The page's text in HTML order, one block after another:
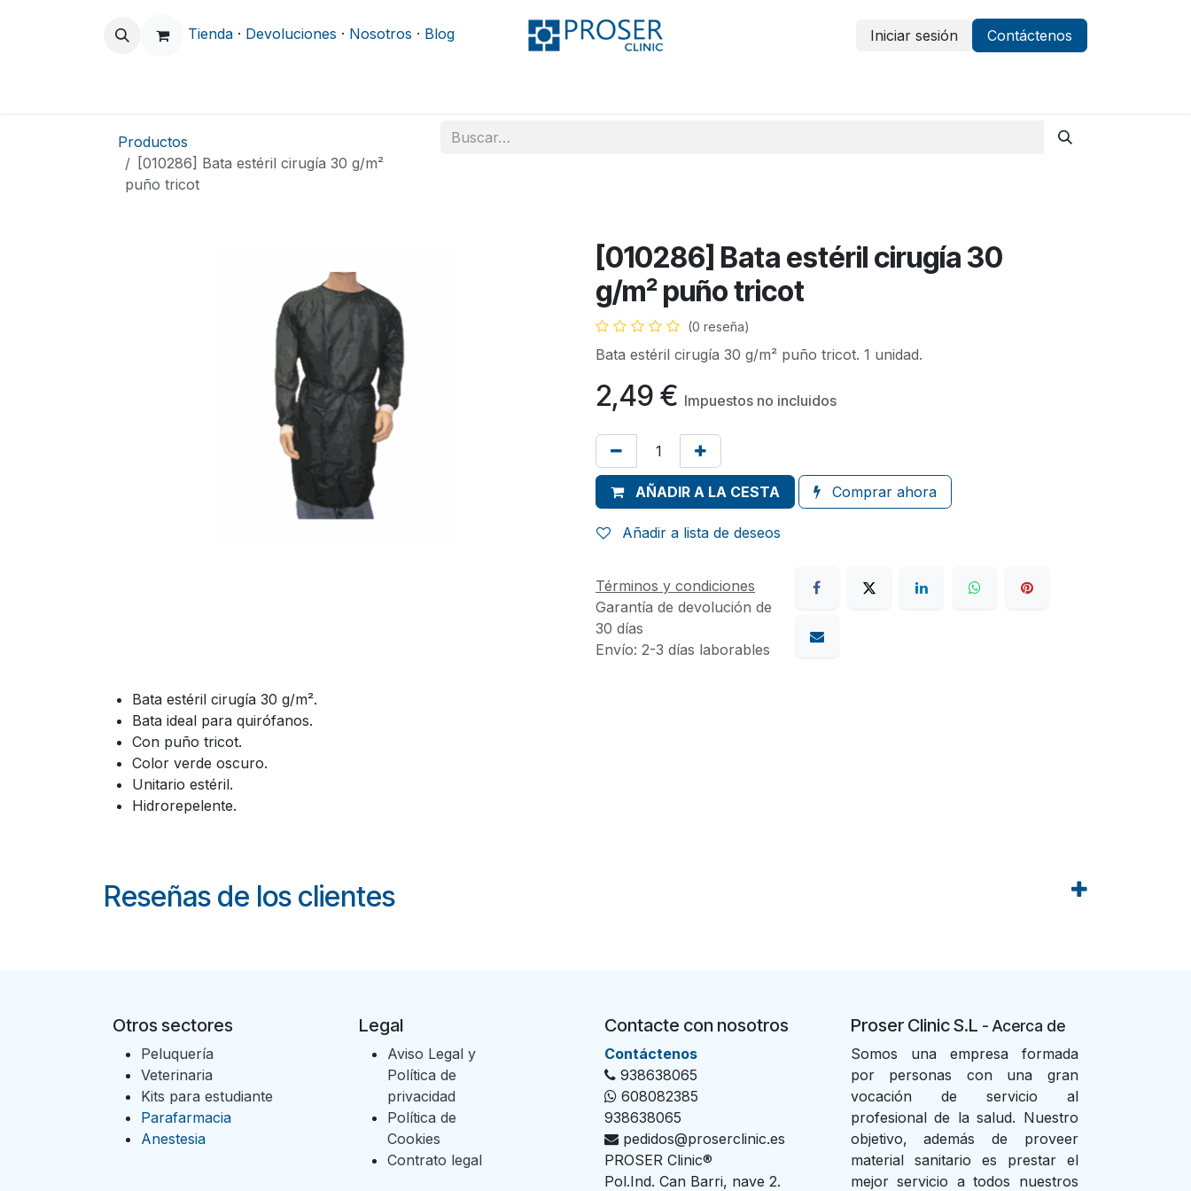
Tienda · Devoluciones · Nosotros · Blog Iniciar sesión Contáctenos
Productos
[010286] Bata estéril cirugía 30 g/m²
puño tricot
[010286] Bata estéril cirugía 30
g/m² puño tricot
(0 reseña)
Bata estéril cirugía 30 g/m² puño tricot. 1 unidad.
2,49 € Impuestos no incluidos
AÑADIR A LA CESTA Comprar ahora
Añadir a lista de deseos
Términos y condiciones
Garantía de devolución de
30 días
Envío: 2-3 días laborables
Bata estéril cirugía 30 g/m².
Bata ideal para quirófanos.
Con puño tricot.
Color verde oscuro.
Unitario estéril.
Hidrorepelente.
Reseñas de los clientes
Otros sectores
Peluquería
Veterinaria
Kits para estudiante
Parafarmacia
Anestesia
Proser Clinic S.L - Acerca de
Somos una empresa formada
por personas con una gran
vocación de servicio al
profesional de la salud. Nuestro
objetivo, además de proveer
material sanitario es prestar el
mejor servicio a todos nuestros
Contacte con nosotros
Con​tác​tenos
938638065
608082385
938638065
pedidos@proserclinic.es
PROSER Clinic®
Pol.Ind. Can Barri, nave 2.
Legal
Aviso Legal y
Política de
privacidad
Política de
Cookies
Contrato legal